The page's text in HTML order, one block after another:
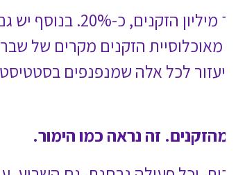
כ-20%. בנוסף יש גם אלה שסובלים ממחלות רקע וכמובן שגם עליהם
רקע, מצב סיעודי ואנשים עם
את הנתונים לסיכון לתמותה לפי